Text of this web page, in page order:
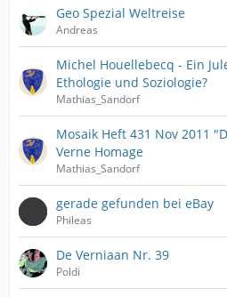
Geo Spezial Weltreise
Andreas
Michel Houellebecq - Ein
Ethologie und Soziologie?
Mathias_Sandorf
Mosaik Heft 431 Nov 2011
Verne Homage
Mathias_Sandorf
gerade gefunden bei eBay
Phileas
De Verniaan Nr. 39
Poldi